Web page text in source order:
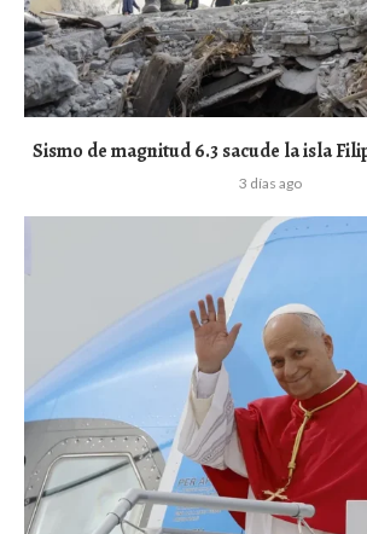
Sismo de magnitud 6.3 sacude la isla
3 días ago